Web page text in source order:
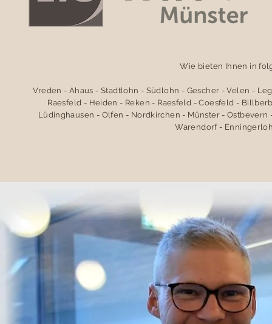
Wie bieten Ihnen in
Vreden - Ahaus - Stadtlohn - Südlohn - Gescher - Velen -
Raesfeld - Heiden - Reken - Raesfeld - Coesfeld -
Lüdinghausen - Olfen - Nordkirchen - Münster -
Warendorf -